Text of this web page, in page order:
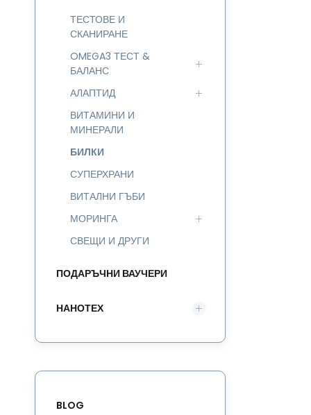
ТЕСТОВЕ И
СКАНИРАНЕ
OMEGA3 ТЕСТ &
БАЛАНС
АЛАПТИД
ВИТАМИНИ И
МИНЕРАЛИ
БИЛКИ
СУПЕРХРАНИ
ВИТАЛНИ ГЪБИ
МОРИНГА
СВЕЩИ И ДРУГИ
ПОДАРЪЧНИ ВАУЧЕРИ
НАНОТЕХ
BLOG